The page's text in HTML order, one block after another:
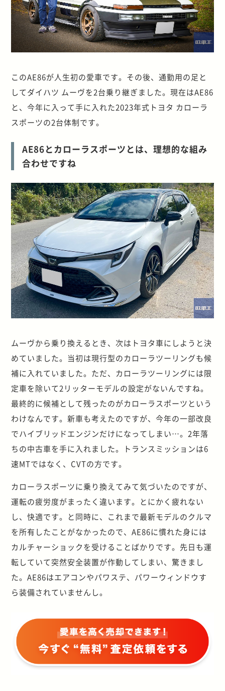
このAE86が人生初の愛車です。その後、通勤用の足と
してダイハツ ムーヴを2台乗り継ぎました。現在はAE86
と、今年に入って手に入れた2023年式トヨタ カローラ
スポーツの2台体制です。
AE86とカローラスポーツとは、理想的な組み
合わせですね
ムーヴから乗り換えるとき、次はトヨタ車にしようと決
めていました。当初は現行型のカローラツーリングも候
補に入れていました。ただ、カローラツーリングには限
定車を除いて2リッターモデルの設定がないんですね。
最終的に候補として残ったのがカローラスポーツという
わけなんです。新車も考えたのですが、今年の一部改良
でハイブリッドエンジンだけになってしまい…。2年落
ちの中古車を手に入れました。トランスミッションは6
速MTではなく、CVTの方です。
カローラスポーツに乗り換えてみて気づいたのですが、
運転の疲労度がまったく違います。とにかく疲れない
し、快適です。と同時に、これまで最新モデルのクルマ
を所有したことがなかったので、AE86に慣れた身には
カルチャーショックを受けることばかりです。先日も運
転していて突然安全装置が作動してしまい、驚きまし
た。AE86はエアコンやパワステ、パワーウィンドウす
ら装備されていませんし。